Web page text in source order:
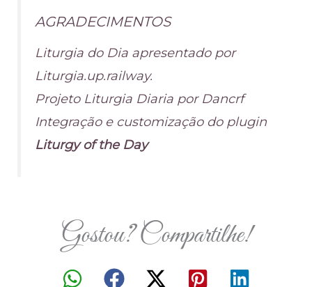
AGRADECIMENTOS
Liturgia do Dia apresentado por
Liturgia.up.railway.
Projeto Liturgia Diaria por Dancrf
Integração e customização do plugin
Liturgy of the Day
Gostou? Compartilhe!